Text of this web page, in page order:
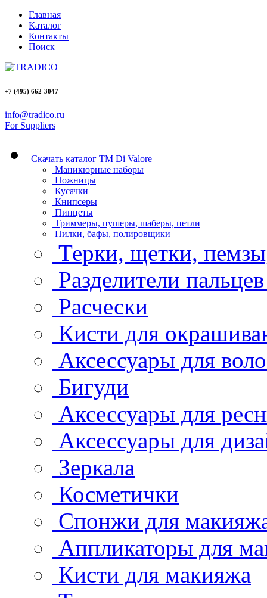
Главная
Каталог
Контакты
Поиск
+7 (495) 662-3047
info@tradico.ru
For Suppliers
Скачать каталог ТМ Di Valore
Маникюрные наборы
Ножницы
Кусачки
Книпсеры
Пинцеты
Триммеры, пушеры, шаберы, петли
Пилки, бафы, полировщики
Терки, щетки,
Разделители
Расчески
Кисти для
Аксессуары для
Бигуди
Аксессуары для
Аксессуары для
Зеркала
Косметички
Спонжи для
Аппликаторы для
Кисти для макияжа